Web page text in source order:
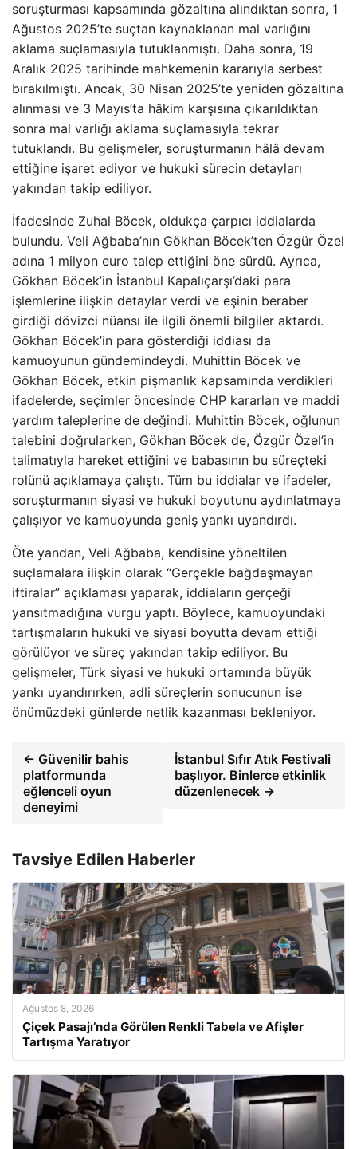
soruşturması kapsamında gözaltına alındıktan sonra, 1
Ağustos 2025’te suçtan kaynaklanan mal varlığını
aklama suçlamasıyla tutuklanmıştı. Daha sonra, 19
Aralık 2025 tarihinde mahkemenin kararıyla serbest
bırakılmıştı. Ancak, 30 Nisan 2025’te yeniden gözaltına
alınması ve 3 Mayıs’ta hâkim karşısına çıkarıldıktan
sonra mal varlığı aklama suçlamasıyla tekrar
tutuklandı. Bu gelişmeler, soruşturmanın hâlâ devam
ettiğine işaret ediyor ve hukuki sürecin detayları
yakından takip ediliyor.
İfadesinde Zuhal Böcek, oldukça çarpıcı iddialarda
bulundu. Veli Ağbaba’nın Gökhan Böcek’ten Özgür Özel
adına 1 milyon euro talep ettiğini öne sürdü. Ayrıca,
Gökhan Böcek’in İstanbul Kapalıçarşı’daki para
işlemlerine ilişkin detaylar verdi ve eşinin beraber
girdiği dövizci nüansı ile ilgili önemli bilgiler aktardı.
Gökhan Böcek’in para gösterdiği iddiası da
kamuoyunun gündemindeydi. Muhittin Böcek ve
Gökhan Böcek, etkin pişmanlık kapsamında verdikleri
ifadelerde, seçimler öncesinde CHP kararları ve maddi
yardım taleplerine de değindi. Muhittin Böcek, oğlunun
talebini doğrularken, Gökhan Böcek de, Özgür Özel’in
talimatıyla hareket ettiğini ve babasının bu süreçteki
rolünü açıklamaya çalıştı. Tüm bu iddialar ve ifadeler,
soruşturmanın siyasi ve hukuki boyutunu aydınlatmaya
çalışıyor ve kamuoyunda geniş yankı uyandırdı.
Öte yandan, Veli Ağbaba, kendisine yöneltilen
suçlamalara ilişkin olarak “Gerçekle bağdaşmayan
iftiralar” açıklaması yaparak, iddiaların gerçeği
yansıtmadığına vurgu yaptı. Böylece, kamuoyundaki
tartışmaların hukuki ve siyasi boyutta devam ettiği
görülüyor ve süreç yakından takip ediliyor. Bu
gelişmeler, Türk siyasi ve hukuki ortamında büyük
yankı uyandırırken, adli süreçlerin sonucunun ise
önümüzdeki günlerde netlik kazanması bekleniyor.
← Güvenilir bahis
platformunda
eğlenceli oyun
deneyimi
İstanbul Sıfır Atık Festivali
başlıyor. Binlerce etkinlik
düzenlenecek →
Tavsiye Edilen Haberler
Ağustos 8, 2026
Çiçek Pasajı’nda Görülen Renkli Tabela ve Afişler
Tartışma Yaratıyor